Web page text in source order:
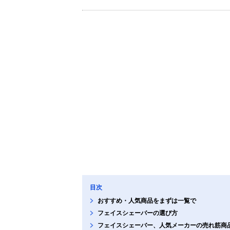
目次
おすすめ・人気商品をまずは一覧で
フェイスシェーバーの選び方
フェイスシェーバー、人気メーカーの売れ筋商